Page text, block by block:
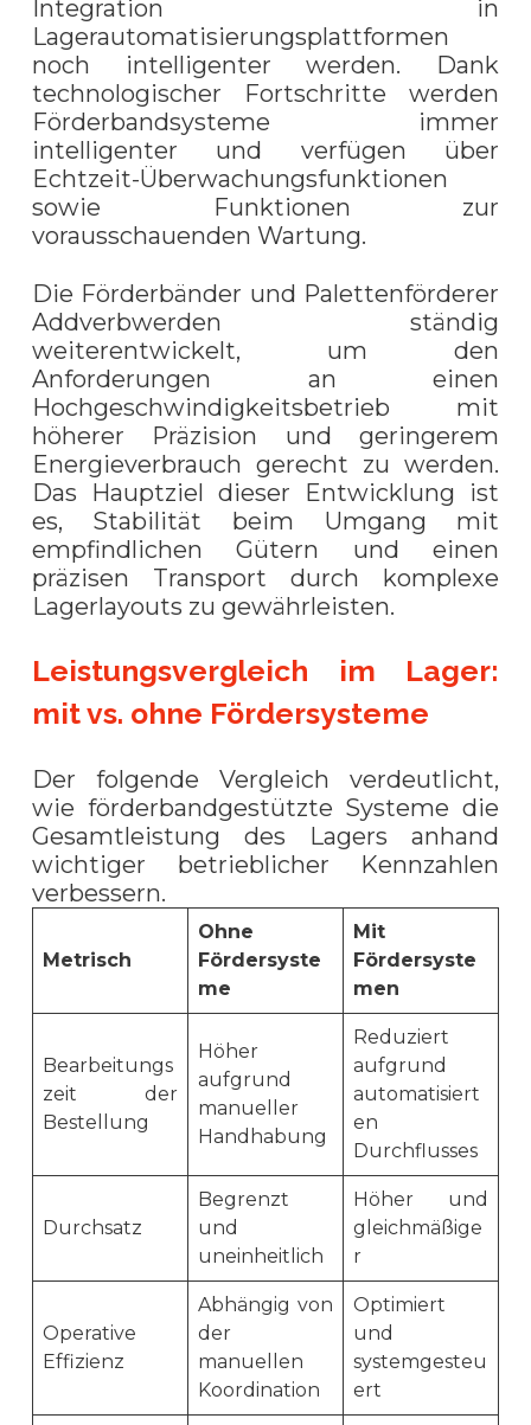
Integration in
Lagerautomatisierungsplattformen
noch intelligenter werden. Dank
technologischer Fortschritte werden
Förderbandsysteme immer
intelligenter und verfügen über
Echtzeit-Überwachungsfunktionen
sowie Funktionen zur
vorausschauenden Wartung.
Die Förderbänder und Palettenförderer
Addverbwerden ständig
weiterentwickelt, um den
Anforderungen an einen
Hochgeschwindigkeitsbetrieb mit
höherer Präzision und geringerem
Energieverbrauch gerecht zu werden.
Das Hauptziel dieser Entwicklung ist
es, Stabilität beim Umgang mit
empfindlichen Gütern und einen
präzisen Transport durch komplexe
Lagerlayouts zu gewährleisten.
Leistungsvergleich im Lager:
mit vs. ohne Fördersysteme
Der folgende Vergleich verdeutlicht,
wie förderbandgestützte Systeme die
Gesamtleistung des Lagers anhand
wichtiger betrieblicher Kennzahlen
verbessern.
Metrisch
Ohne
Fördersyste
me
Mit
Fördersyste
men
Bearbeitungs
zeit der
Bestellung
Höher
aufgrund
manueller
Handhabung
Reduziert
aufgrund
automatisiert
en
Durchflusses
Durchsatz
Begrenzt
und
uneinheitlich
Höher und
gleichmäßige
r
Operative
Effizienz
Abhängig von
der
manuellen
Koordination
Optimiert
und
systemgesteu
ert